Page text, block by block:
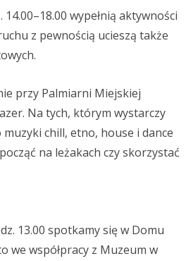
wypełnią aktywności
z pewnością ucieszą także
przy Palmiarni Miejskiej
Na tych, którym wystarczy
chill, etno, house i dance
na leżakach czy skorzystać
13.00 spotkamy się w Domu
we współpracy z Muzeum w